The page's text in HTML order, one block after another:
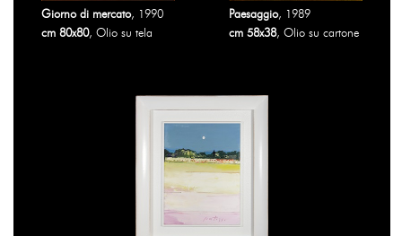
Giorno di mercato, 1990
cm 80x80, Olio su tela
Paesaggio, 1989
cm 58x38, Olio su cartone